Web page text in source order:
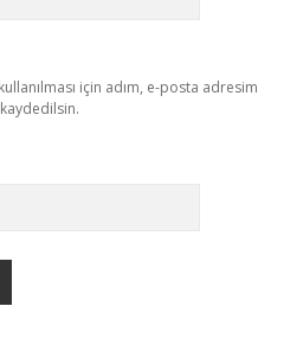
için adım, e-posta adresim